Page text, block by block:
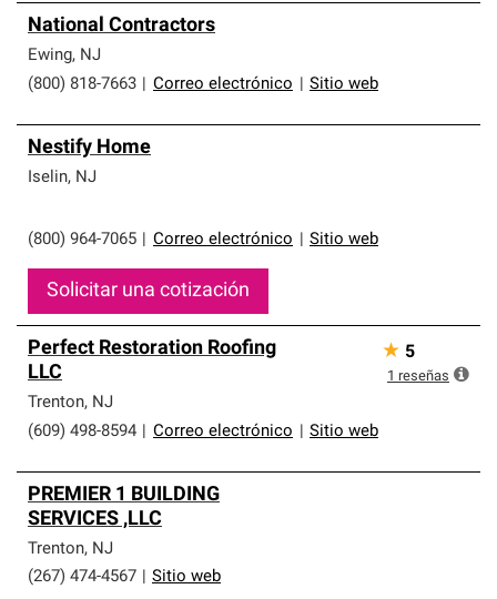
National Contractors
Ewing, NJ
(800) 818-7663
Correo electrónico Sitio web
Nestify Home
Iselin, NJ
(800) 964-7065 Correo electrónico Sitio web
Solicitar una cotización
Perfect Restoration Roofing
LLC
Trenton, NJ
(609) 498-8594
Correo electrónico Sitio web
★ 5
1 reseñas
PREMIER 1 BUILDING
SERVICES ,LLC
Trenton, NJ
(267) 474-4567
Sitio web